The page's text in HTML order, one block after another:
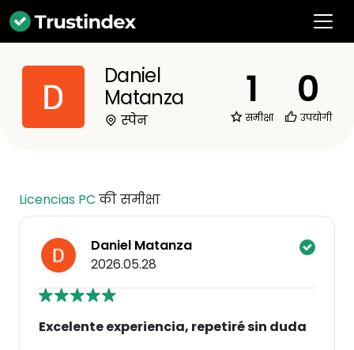
Daniel
Matanza
स्पेन
1
समीक्षा
0
उपयोगी
Licencias PC की समीक्षा
Daniel Matanza
2026.05.28
Excelente experiencia, repetiré sin duda